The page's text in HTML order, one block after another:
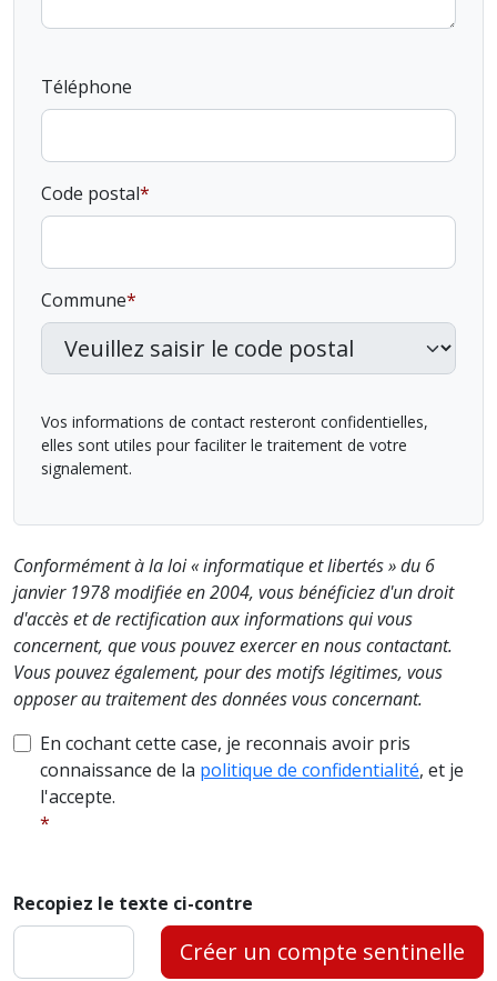
Téléphone
Code postal
Commune
Vos informations de contact resteront confidentielles,
elles sont utiles pour faciliter le traitement de votre
signalement.
Conformément à la loi « informatique et libertés » du 6
janvier 1978 modifiée en 2004, vous bénéficiez d'un droit
d'accès et de rectification aux informations qui vous
concernent, que vous pouvez exercer en nous contactant.
Vous pouvez également, pour des motifs légitimes, vous
opposer au traitement des données vous concernant.
En cochant cette case, je reconnais avoir pris
connaissance de la politique de confidentialité, et je
l'accepte.
Recopiez le texte ci-contre
Créer un compte sentinelle